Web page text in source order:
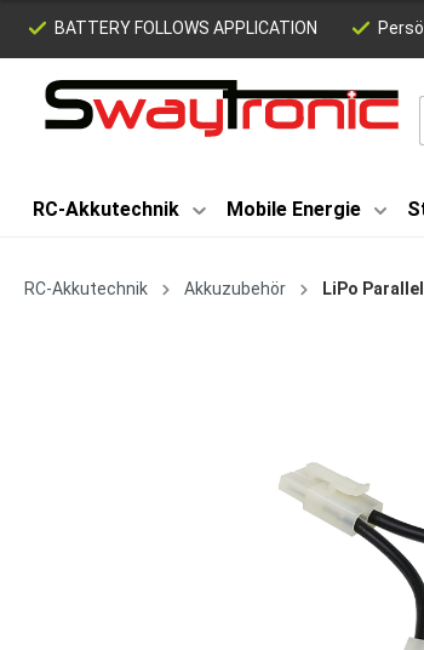
BATTERY FOLLOWS APPLICATION
RC-Akkutechnik Mobile Energie
RC-Akkutechnik Akkuzubehör LiPo